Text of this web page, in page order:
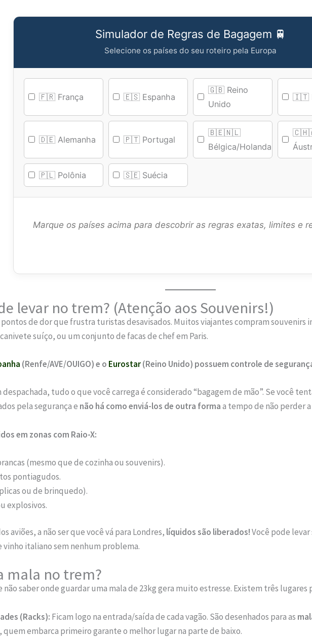
Simulador de Regras de Bagagem 🚆
Selecione os países do seu roteiro pela Europa
🇫🇷 França 🇪🇸 Espanha
🇬🇧 Reino
Unido
🇮🇹
🇩🇪 Alemanha 🇵🇹 Portugal
🇧🇪🇳🇱
Bélgica/Holanda
🇵🇱 Polônia 🇸🇪 Suécia
Marque os países acima para descobrir as regras exatas, limites e
levar no trem? (Atenção aos Souvenirs!)
de dor que frustra turistas desavisados. Muitos viajantes compram souvenirs
suíço, ou um conjunto de facas de chef em Paris.
(Renfe/AVE/OUIGO) e o Eurostar(Reino Unido) possuem controle de
despachada, tudo o que você carrega é considerado “bagagem de mão”. Se você
pela segurança e não há como enviá-los de outra formaa tempo de não perder
em zonas com Raio-X:
(mesmo que de cozinha ou souvenirs).
pontiagudos.
ou de brinquedo).
explosivos.
aviões, a não ser que você vá para Londres, líquidos são liberados!Você pode
vinho italiano sem nenhum problema.
mala no trem?
saber onde guardar uma mala de 23kg gera muito estresse. Existem três lugares
(Racks): Ficam logo na entrada/saída de cada vagão. São desenhados para as
quem embarca primeiro garante o melhor lugar na parte de baixo.